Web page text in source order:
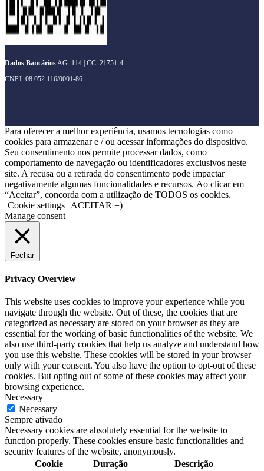
Dados Bancários AG: 114 | CC: 21751-4.
CNPJ: 08.052.116/0001-86
Para oferecer a melhor experiência, usamos tecnologias como
cookies para armazenar e / ou acessar informações do dispositivo.
Seu consentimento nos permite processar dados, como
comportamento de navegação ou identificadores exclusivos neste
site. A recusa ou a retirada do consentimento pode impactar
negativamente algumas funcionalidades e recursos. Ao clicar em
“Aceitar”, concorda com a utilização de TODOS os cookies.
Cookie settings
ACEITAR =)
Manage consent
Fechar
Privacy Overview
This website uses cookies to improve your experience while you
navigate through the website. Out of these, the cookies that are
categorized as necessary are stored on your browser as they are
essential for the working of basic functionalities of the website. We
also use third-party cookies that help us analyze and understand how
you use this website. These cookies will be stored in your browser
only with your consent. You also have the option to opt-out of these
cookies. But opting out of some of these cookies may affect your
browsing experience.
Necessary
Necessary
Sempre ativado
Necessary cookies are absolutely essential for the website to
function properly. These cookies ensure basic functionalities and
security features of the website, anonymously.
Cookie
Duração Descrição